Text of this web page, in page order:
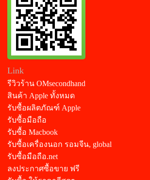
Link
รีวิวร้าน OMsecondhand
สินค้า Apple ทั้งหมด
รับซื้อผลิตภัณฑ์ Apple
รับซื้อมือถือ
รับซื้อ Macbook
รับซื้อเครื่องนอก รอมจีน, global
รับซื้อมือถือ.net
ลงประกาศซื้อขาย ฟรี